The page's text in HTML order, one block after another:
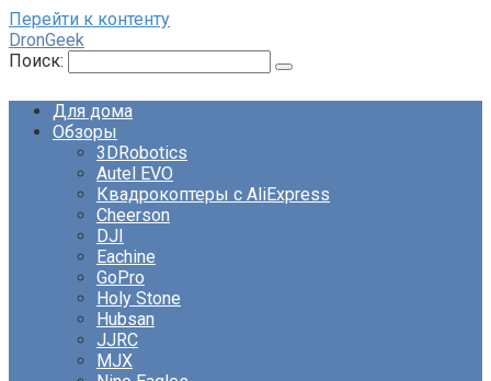
Перейти к контенту
DronGeek
Поиск:
Для дома
Обзоры
3DRobotics
Autel EVO
Квадрокоптеры с AliExpress
Cheerson
DJI
Eachine
GoPro
Holy Stone
Hubsan
JJRC
MJX